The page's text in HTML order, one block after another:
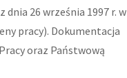
26 września 1997 r. w
pracy). Dokumentacja
oraz Państwową